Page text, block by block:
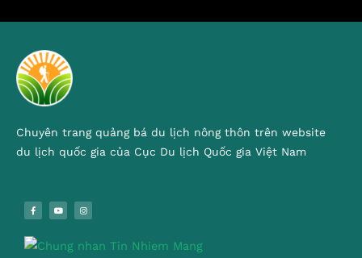
Chuyên trang quảng bá du lịch nông thôn trên website
du lịch quốc gia của Cục Du lịch Quốc gia Việt Nam